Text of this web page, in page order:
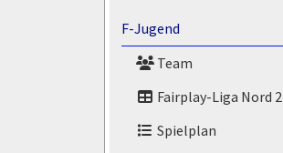
F-Jugend
Team
Fairplay-Liga Nord 2
Spielplan